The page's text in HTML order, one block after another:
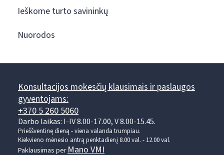
Ieškome turto savininkų
Nuorodos
Konsultacijos mokesčių klausimais ir paslaugos
gyventojams:
+370 5 260 5060
Darbo laikas: I-IV 8.00-17.00, V 8.00-15.45.
Prieššventinę dieną - viena valanda trumpiau.
Kiekvieno mėnesio antrą penktadienį 8.00 val. - 12.00 val.
Paklausimas perMano VMI